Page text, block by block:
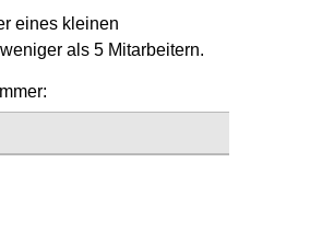
eines kleinen
als 5 Mitarbeitern.